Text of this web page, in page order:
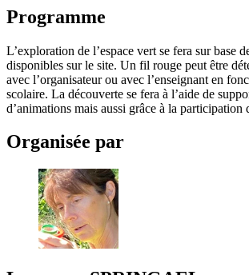
Programme
L’exploration de l’espace vert se fera sur base
disponibles sur le site. Un fil rouge peut être
avec l’organisateur ou avec l’enseignant en
scolaire. La découverte se fera à l’aide de
d’animations mais aussi grâce à la participation
Organisée par